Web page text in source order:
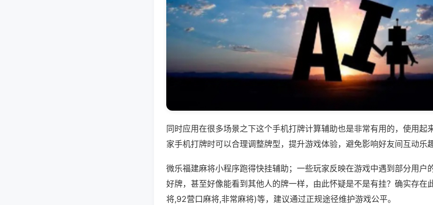
同时应用在很多场景之下这个手机打牌计算辅助也是非常有用的，使用起
家手机打牌时可以合理调整牌型，提升游戏体验，避免影响好友间互动乐趣
微乐福建麻将小程序跑得快挂辅助；一些玩家反映在游戏中遇到部分用户
好牌，甚至好像能看到其他人的牌一样，由此怀疑是不是有挂？确实存在
将,92营口麻将,非常麻将)等，建议通过正规途径维护游戏公平。